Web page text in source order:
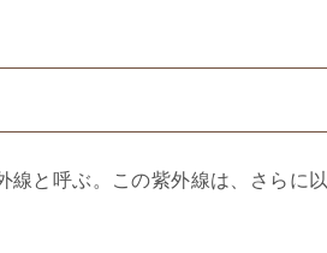
線と呼ぶ。この紫外線は、さらに以